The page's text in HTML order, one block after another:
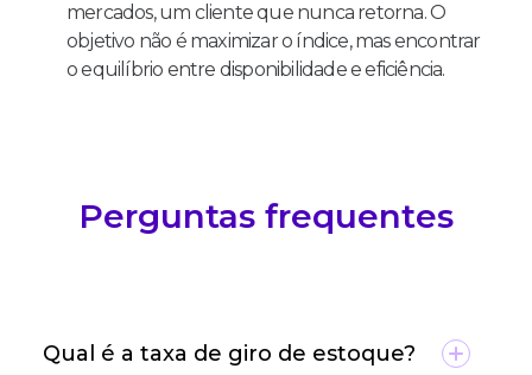
mercados, um cliente que nunca retorna. O
objetivo não é maximizar o índice, mas encontrar
o equilíbrio entre disponibilidade e eficiência.
Perguntas frequentes
Qual é a taxa de giro de estoque?